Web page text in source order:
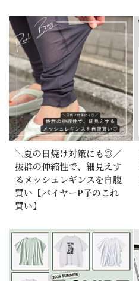
＼夏の日焼け対策にも◎／
抜群の伸縮性で、細見えす
るメッシュレギンスを自腹
買い【バイヤーP子のこれ
買い】